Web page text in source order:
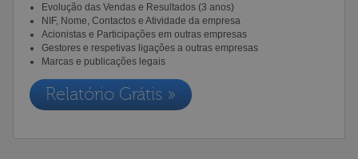
Evolução das Vendas e Resultados (3 anos)
NIF, Nome, Contactos e Atividade da empresa
Acionistas e Participações em outras empresas
Gestores e respetivas ligações a outras empresas
Marcas e publicações legais
Relatório Grátis »